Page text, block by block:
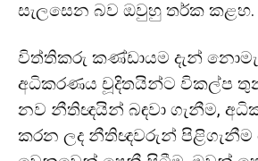
සැලසෙන බව ඔවුහු තර්ක කළහ.
විත්තිකරු කණ්ඩායම දැන්
අධිකරණය චූදිතයින්ට විකල්ප
නව නීතිඥයින් බඳවා ගැනීම,
කරන ලද නීතිඥවරුන්